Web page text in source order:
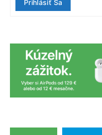
Prihlásiť Sa